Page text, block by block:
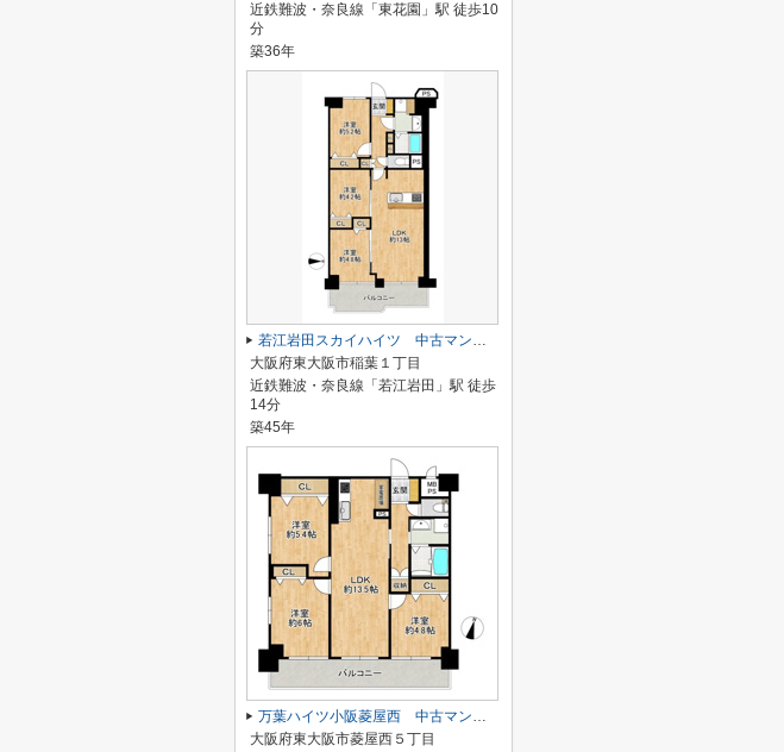
近鉄難波・奈良線「東花園」駅 徒歩10
分
築36年
若江岩田スカイハイツ 中古マンション
大阪府東大阪市稲葉１丁目
近鉄難波・奈良線「若江岩田」駅 徒歩
14分
築45年
万葉ハイツ小阪菱屋西 中古マンション
大阪府東大阪市菱屋西５丁目